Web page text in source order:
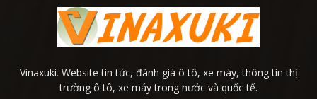
Vinaxuki. Website tin tức, đánh giá ô tô, xe máy, thông tin thị
trường ô tô, xe máy trong nước và quốc tế.